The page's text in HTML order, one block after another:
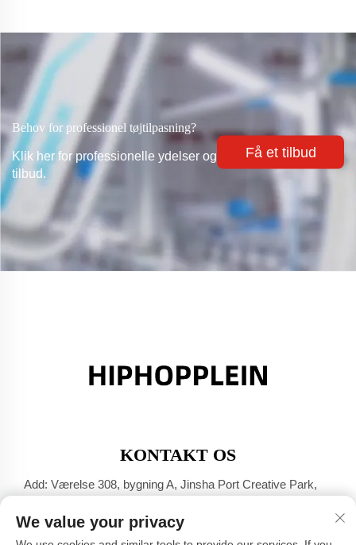
Behov for professionel tøjtilpasning?
Klik her for professionelle ydelser og
tilbud.
Få et tilbud
KONTAKT OS
Add: Værelse 308, bygning A, Jinsha Port Creative Park,
Tlf.: +86-17304049586
We value your privacy